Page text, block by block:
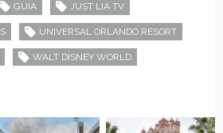
GUIA JUST LIA TV
UNIVERSAL ORLANDO RESORT
WALT DISNEY WORLD